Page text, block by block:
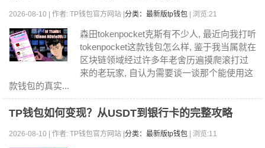
2026-08-10 | 作者: TP钱包官方网站 | 分类：最新版tp钱包 | 浏览:21
森田tokenpocket克斯有不少人, 最近向我打听
tokenpocket这款钱包怎么样, 鉴于我当属就在
区块链领域经过许多年老舍历遍摸爬滚打过
来的老玩家, 自认为需要谈一谈那个能使用这
款钱包的真实...
TP钱包如何变现？从USDT到银行卡的完整攻略
2026-08-10 | 作者: TP钱包官方网站 | 分类：最新版tp钱包 | 浏览:11